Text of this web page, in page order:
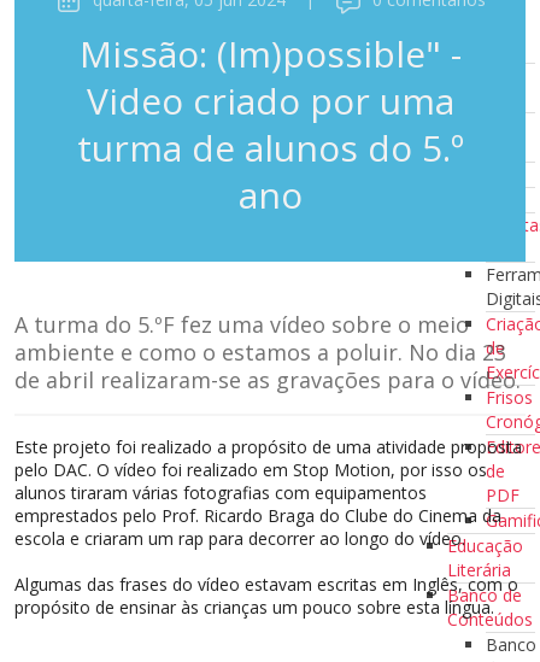
Leitura
Azul
de
Frisos
de
PDF
Educação
Literária
Banco de
Conteúdos
Banco
Missão: (Im)possible" -
Video criado por uma
turma de alunos do 5.º
ano
A turma do 5.ºF fez uma vídeo sobre o meio
ambiente e como o estamos a poluir. No dia 23
de abril realizaram-se as gravações para o vídeo.
Este projeto foi realizado a propósito de uma atividade proposta
pelo DAC. O vídeo foi realizado em Stop Motion, por isso os
alunos tiraram várias fotografias com equipamentos
emprestados pelo Prof. Ricardo Braga do Clube do Cinema da
escola e criaram um rap para decorrer ao longo do vídeo.
Algumas das frases do vídeo estavam escritas em Inglês, com o
propósito de ensinar às crianças um pouco sobre esta língua.